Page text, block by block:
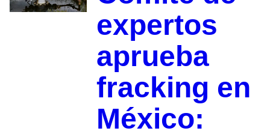
expertos
aprueba
fracking en
México: